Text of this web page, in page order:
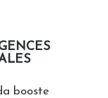
booste